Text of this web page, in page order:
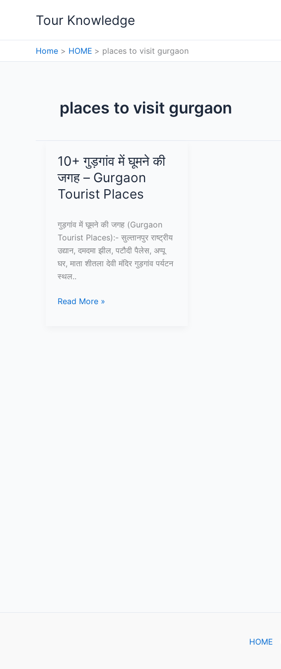
Tour Knowledge
Home HOME places to visit gurgaon
places to visit gurgaon
10+ गुड़गांव में घूमने की
जगह – Gurgaon
Tourist Places
गुड़गांव में घूमने की जगह (Gurgaon
Tourist Places):- सुल्तानपुर राष्ट्रीय
उद्यान, दमदमा झील, पटौदी पैलेस, अप्पू
घर, माता शीतला देवी मंदिर गुड़गांव पर्यटन
स्थल..
10+
Read More »
HOME